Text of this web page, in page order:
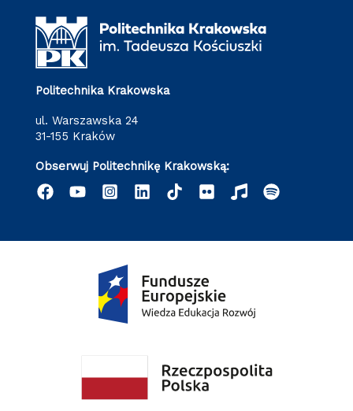
Politechnika Krakowska
ul. Warszawska 24
31-155 Kraków
Obserwuj Politechnikę Krakowską: